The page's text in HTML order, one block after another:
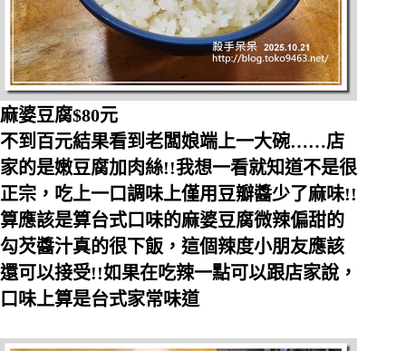
麻婆豆腐$80元
不到百元結果看到老闆娘端上一大碗……店
家的是嫩豆腐加肉絲!!我想一看就知道不是很
正宗，吃上一口調味上僅用豆瓣醬少了麻味!!
算應該是算台式口味的麻婆豆腐微辣偏甜的
勾芡醬汁真的很下飯，這個辣度小朋友應該
還可以接受!!如果在吃辣一點可以跟店家說，
口味上算是台式家常味道